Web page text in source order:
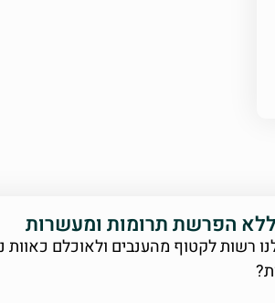
הפרשת תרומות ומעשרות
רשות לקטוף מהענבים ולאוכלם